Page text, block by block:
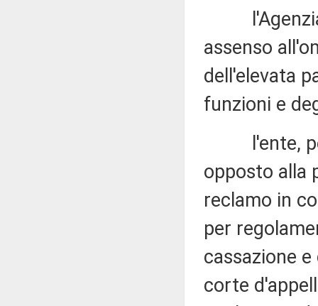
l'Agenzia
assenso
dell'elevata
funzioni e
l'ente, per
opposto alla
reclamo in
per
cassazione
corte